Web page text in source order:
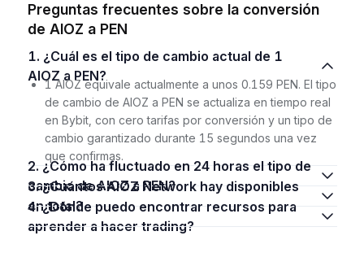
Preguntas frecuentes sobre la conversión
de AIOZ a PEN
1. ¿Cuál es el tipo de cambio actual de 1
AIOZ a PEN?
1 AIOZ equivale actualmente a unos 0.159 PEN. El tipo
de cambio de AIOZ a PEN se actualiza en tiempo real
en Bybit, con cero tarifas por conversión y un tipo de
cambio garantizado durante 15 segundos una vez
que confirmas.
2. ¿Cómo ha fluctuado en 24 horas el tipo de
cambio de AIOZ a PEN?
3. ¿Cuántos AIOZ Network hay disponibles
en total?
4. ¿Dónde puedo encontrar recursos para
aprender a hacer trading?